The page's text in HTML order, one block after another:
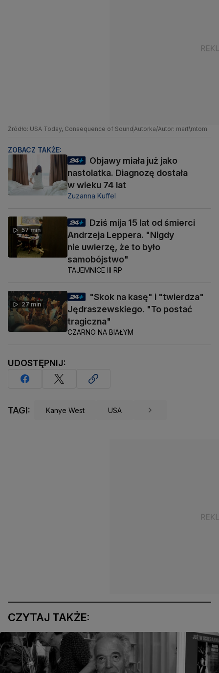
Źródło: USA Today, Consequence of SoundAutorka/Autor: mart\mtom
ZOBACZ TAKŻE:
Objawy miała już jako
nastolatka. Diagnozę dostała
w wieku 74 lat
Zuzanna Kuffel
57 min
Dziś mija 15 lat od śmierci
Andrzeja Leppera. "Nigdy
nie uwierzę, że to było
samobójstwo"
TAJEMNICE III RP
27 min
"Skok na kasę" i "twierdza"
Jędraszewskiego. "To postać
tragiczna"
CZARNO NA BIAŁYM
UDOSTĘPNIJ:
TAGI: Kanye West USA
CZYTAJ TAKŻE: